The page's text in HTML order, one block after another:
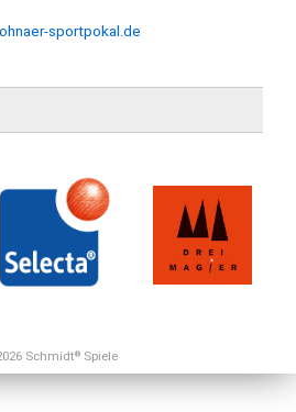
sportpokal.de
Schmidt®Spiele